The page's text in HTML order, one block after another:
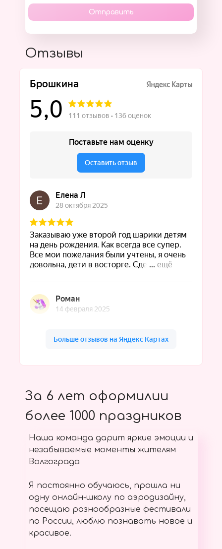
Отправить
Отзывы
За 6 лет оформилии
более 1000 праздников
Наша команда дарит яркие эмоции и
незабываемые моменты жителям
Волгограда
Я постоянно обучаюсь, прошла ни
одну онлайн-школу по аэродизайну,
посещаю разнообразные фестивали
по России, люблю познавать новое и
красивое.